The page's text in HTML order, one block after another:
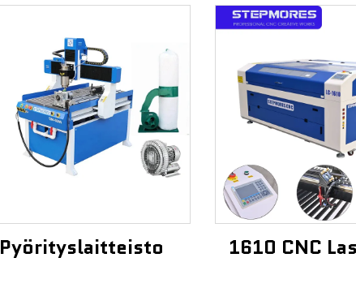
Pyörityslaitteisto 1610 CNC